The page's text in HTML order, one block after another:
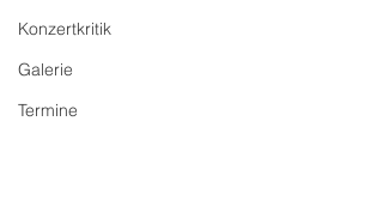
Konzertkritik
Galerie
Termine